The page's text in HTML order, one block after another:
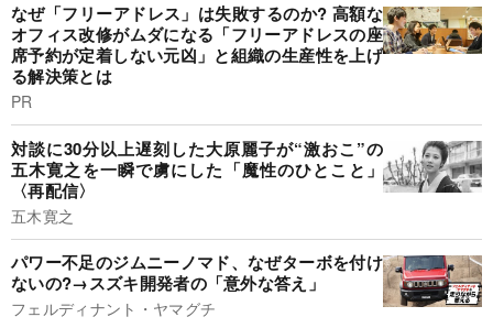
なぜ「フリーアドレス」は失敗するのか? 高額な
オフィス改修がムダになる「フリーアドレスの座
席予約が定着しない元凶」と組織の生産性を上げ
る解決策とは
PR
対談に30分以上遅刻した大原麗子が“激おこ”の
五木寛之を一瞬で虜にした「魔性のひとこと」
〈再配信〉
五木寛之
パワー不足のジムニーノマド、なぜターボを付け
ないの?→スズキ開発者の「意外な答え」
フェルディナント・ヤマグチ